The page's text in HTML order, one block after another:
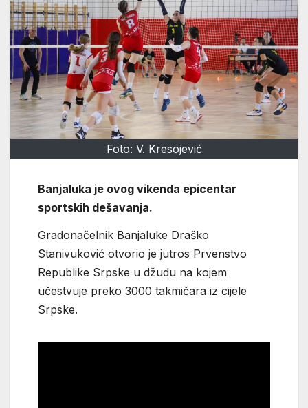
Foto: V. Kresojević
Banjaluka je ovog vikenda epicentar
sportskih dešavanja.
Gradonačelnik Banjaluke Draško
Stanivuković otvorio je jutros Prvenstvo
Republike Srpske u džudu na kojem
učestvuje preko 3000 takmičara iz cijele
Srpske.